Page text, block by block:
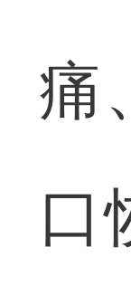
痛
口